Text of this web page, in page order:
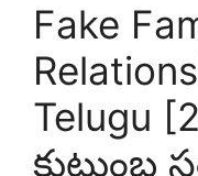
Fake
Telugu
కుటుంబ